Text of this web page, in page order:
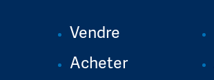
Vendre
Acheter